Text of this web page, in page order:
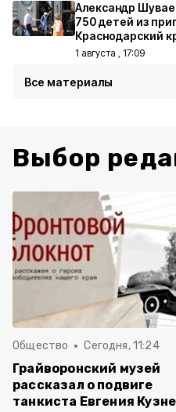
Александр
750 детей из
Краснодарский
1 августа , 17:09
Все материалы
Выбор
Общество Сегодня, 11:24
Грайворонский музей
рассказал о подвиге
танкиста Евгения